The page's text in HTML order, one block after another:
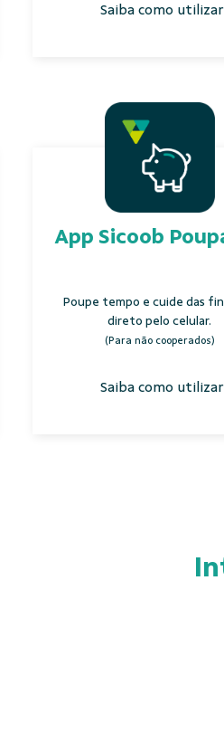
Saiba como utilizar
App Sicoob
Poupe tempo e cuide das
direto pelo celular.
(Para não cooperados)
Saiba como utilizar